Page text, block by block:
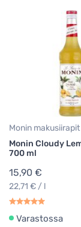
Monin makusiirapit
Monin Cloudy
700 ml
15,90 €
22,71 € / l
Varastossa